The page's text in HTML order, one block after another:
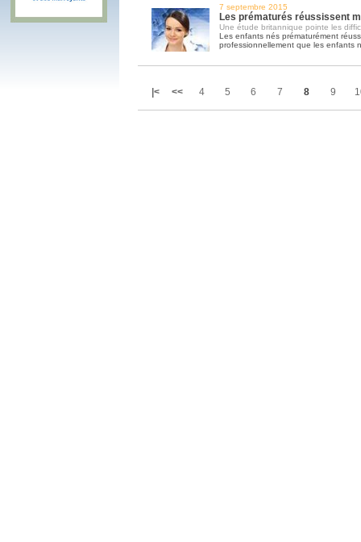
7 septembre 2015
Les prématurés réussissent
Une étude britannique pointe les
Les enfants nés prématurément
professionnellement que les enfants
|< << 4 5 6 7 8 9